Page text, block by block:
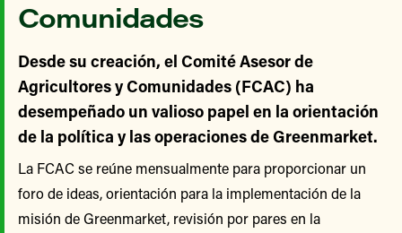
Comunidades
Desde su creación, el Comité Asesor de
Agricultores y Comunidades (FCAC) ha
desempeñado un valioso papel en la orientación
de la política y las operaciones de Greenmarket.
La FCAC se reúne mensualmente para proporcionar un
foro de ideas, orientación para la implementación de la
misión de Greenmarket, revisión por pares en la